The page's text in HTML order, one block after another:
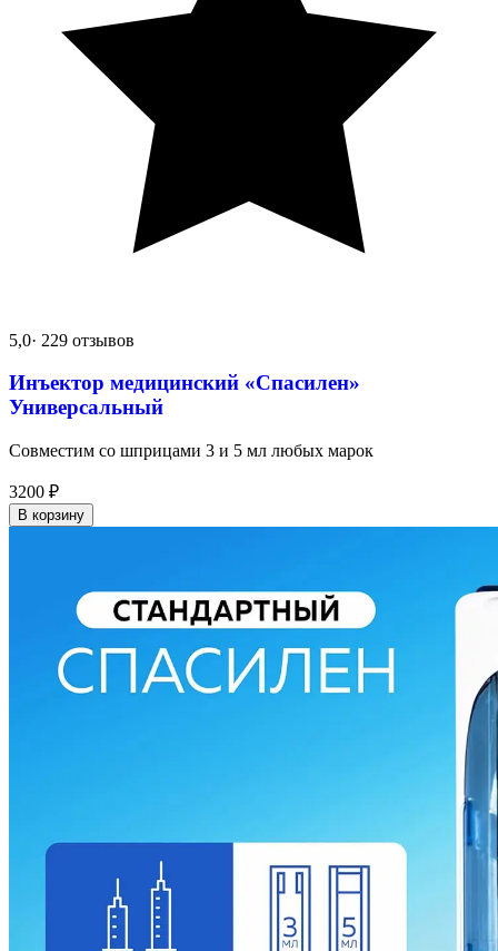
5,0· 229 отзывов
Инъектор медицинский «Спасилен»
Универсальный
Совместим со шприцами 3 и 5 мл любых марок
3200 ₽
В корзину